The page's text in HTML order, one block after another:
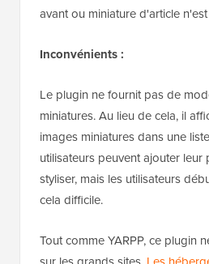
avant ou miniature d'article
Inconvénients :
Le plugin ne fournit pas de
miniatures. Au lieu de cela, il
images miniatures dans une
utilisateurs peuvent ajouter leur
styliser, mais les utilisateurs
cela difficile.
Tout comme YARPP, ce plugin